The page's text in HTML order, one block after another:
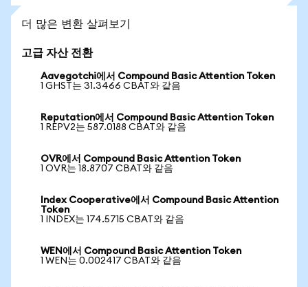
더 많은 변환 살펴보기
고급 자산 전환
Aavegotchi에서 Compound Basic Attention Token
1 GHST는 31.3466 CBAT와 같음
Reputation에서 Compound Basic Attention Token
1 REPV2는 587.0188 CBAT와 같음
OVR에서 Compound Basic Attention Token
1 OVR는 18.8707 CBAT와 같음
Index Cooperative에서 Compound Basic Attention
Token
1 INDEX는 174.5715 CBAT와 같음
WEN에서 Compound Basic Attention Token
1 WEN는 0.002417 CBAT와 같음